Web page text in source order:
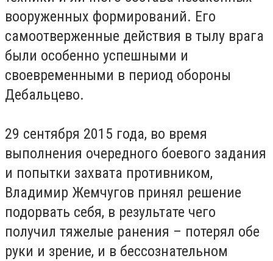
вооруженных формирований. Его
самоотверженные действия в тылу врага
были особенно успешными и
своевременными в период обороны
Дебальцево.
29 сентября 2015 года, во время
выполнения очередного боевого задания
и попытки захвата противником,
Владимир Жемчугов принял решение
подорвать себя, в результате чего
получил тяжелые ранения – потерял обе
руки и зрение, и в бессознательном